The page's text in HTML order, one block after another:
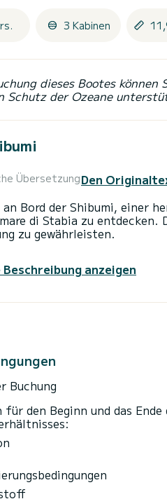
3 Kabinen
dieses Bootes können
Schutz der Ozeane
ÜbersetzungDen
an Bord der Shibumi, einer
di Stabia zu
zu gewährleisten.
von 12 Metern wird
verfügt Shibumi über
ist mit einem
Autopilot,
Beschreibung anzeigen
Buchung
für den Beginn und das Ende